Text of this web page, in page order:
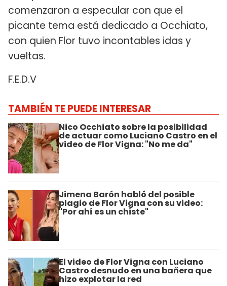
comenzaron a especular con que el
picante tema está dedicado a Occhiato,
con quien Flor tuvo incontables idas y
vueltas.
F.E.D.V
TAMBIÉN TE PUEDE INTERESAR
Nico Occhiato sobre la posibilidad
de actuar como Luciano Castro en el
video de Flor Vigna: "No me da"
Jimena Barón habló del posible
plagio de Flor Vigna con su video:
"Por ahí es un chiste"
El video de Flor Vigna con Luciano
Castro desnudo en una bañera que
hizo explotar la red